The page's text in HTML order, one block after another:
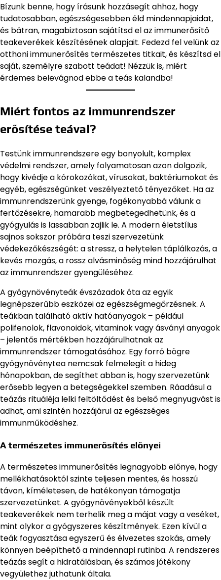
Bízunk benne, hogy írásunk hozzásegít ahhoz, hogy
tudatosabban, egészségesebben éld mindennapjaidat,
és bátran, magabiztosan sajátítsd el az immunerősítő
teakeverékek készítésének alapjait. Fedezd fel velünk az
otthoni immunerősítés természetes titkait, és készítsd el
saját, személyre szabott teádat! Nézzük is, miért
érdemes belevágnod ebbe a teás kalandba!
Miért fontos az immunrendszer
erősítése teával?
Testünk immunrendszere egy bonyolult, komplex
védelmi rendszer, amely folyamatosan azon dolgozik,
hogy kivédje a kórokozókat, vírusokat, baktériumokat és
egyéb, egészségünket veszélyeztető tényezőket. Ha az
immunrendszerünk gyenge, fogékonyabbá válunk a
fertőzésekre, hamarabb megbetegedhetünk, és a
gyógyulás is lassabban zajlik le. A modern életstílus
sajnos sokszor próbára teszi szervezetünk
védekezőkészségét: a stressz, a helytelen táplálkozás, a
kevés mozgás, a rossz alvásminőség mind hozzájárulhat
az immunrendszer gyengüléséhez.
A gyógynövényteák évszázadok óta az egyik
legnépszerűbb eszközei az egészségmegőrzésnek. A
teákban található aktív hatóanyagok – például
polifenolok, flavonoidok, vitaminok vagy ásványi anyagok
– jelentős mértékben hozzájárulhatnak az
immunrendszer támogatásához. Egy forró bögre
gyógynövénytea nemcsak felmelegít a hideg
hónapokban, de segíthet abban is, hogy szervezetünk
erősebb legyen a betegségekkel szemben. Ráadásul a
teázás rituáléja lelki feltöltődést és belső megnyugvást is
adhat, ami szintén hozzájárul az egészséges
immunműködéshez.
A természetes immunerősítés előnyei
A természetes immunerősítés legnagyobb előnye, hogy
mellékhatásoktól szinte teljesen mentes, és hosszú
távon, kíméletesen, de hatékonyan támogatja
szervezetünket. A gyógynövényekből készült
teakeverékek nem terhelik meg a májat vagy a veséket,
mint olykor a gyógyszeres készítmények. Ezen kívül a
teák fogyasztása egyszerű és élvezetes szokás, amely
könnyen beépíthető a mindennapi rutinba. A rendszeres
teázás segít a hidratálásban, és számos jótékony
vegyülethez juthatunk általa.